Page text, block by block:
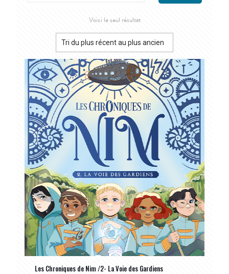
Voici le seul résultat
Les Chroniques de Nim /2- La Voie des Gardiens